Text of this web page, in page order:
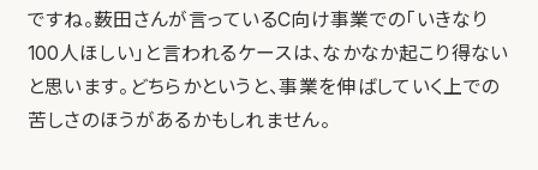
ですね。薮田さんが言っているC向け事業での「いきなり
100人ほしい」と言われるケースは、なかなか起こり得ない
と思います。どちらかというと、事業を伸ばしていく上での
苦しさのほうがあるかもしれません。